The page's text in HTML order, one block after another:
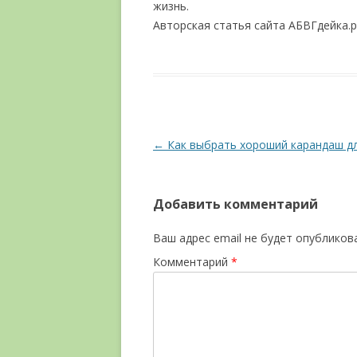
жизнь.
Авторская статья сайта
Навигация по записям
← Как выбрать хороший карандаш
Добавить комментарий
Ваш адрес email не будет
Комментарий *